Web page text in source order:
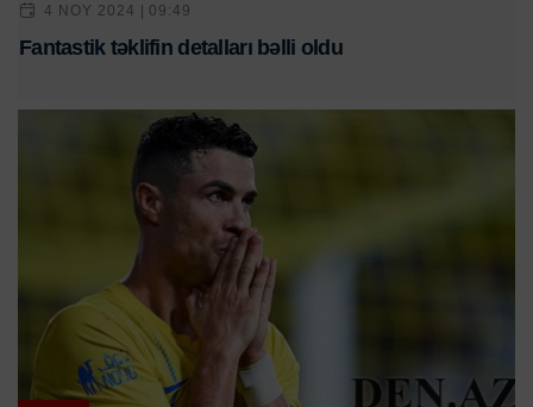
4 NOY 2024 | 09:49
Fantastik təklifin detalları bəlli oldu